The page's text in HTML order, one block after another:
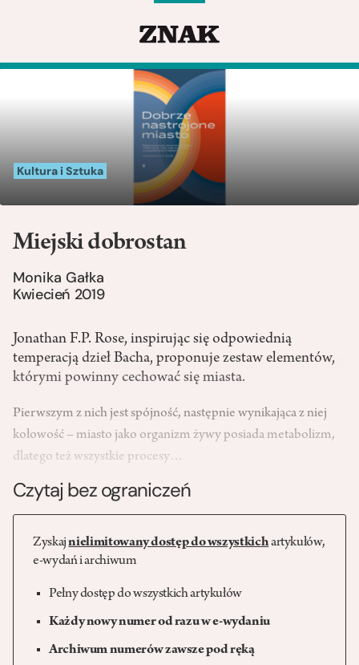
Kultura i Sztuka
Miejski dobrostan
Monika Gałka
Kwiecień 2019
Jonathan F.P. Rose, inspirując się odpowiednią
temperacją dzieł Bacha, proponuje zestaw elementów,
którymi powinny cechować się miasta.
Pierwszym z nich jest spójność, następnie wynikająca z niej
kołowość – miasto jako organizm żywy posiada metabolizm,
dlatego też wszystkie procesy…
Czytaj bez ograniczeń
Zyskajnielimitowany dostęp do wszystkichartykułów,
e-wydań i archiwum
Pełny dostęp do wszystkich artykułów
Każdy nowy numer od razu w e-wydaniu
Archiwum numerów zawsze pod ręką